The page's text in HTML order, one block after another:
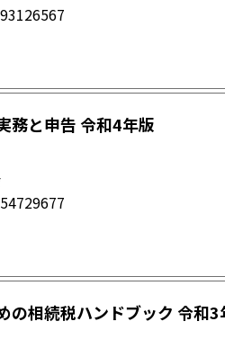
務と申告 令和4年版
の相続税ハンドブック 令和3